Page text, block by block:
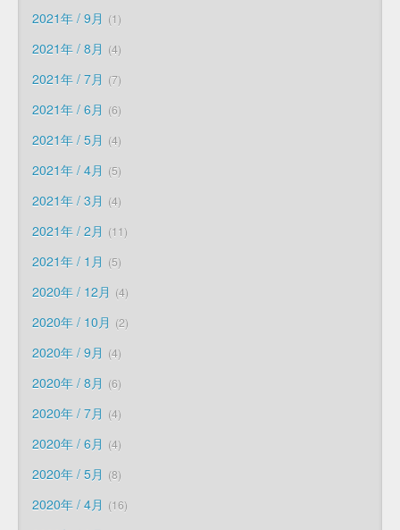
2021年 / 9月 1
2021年 / 8月 4
2021年 / 7月 7
2021年 / 6月 6
2021年 / 5月 4
2021年 / 4月 5
2021年 / 3月 4
2021年 / 2月 11
2021年 / 1月 5
2020年 / 12月 4
2020年 / 10月 2
2020年 / 9月 4
2020年 / 8月 6
2020年 / 7月 4
2020年 / 6月 4
2020年 / 5月 8
2020年 / 4月 16